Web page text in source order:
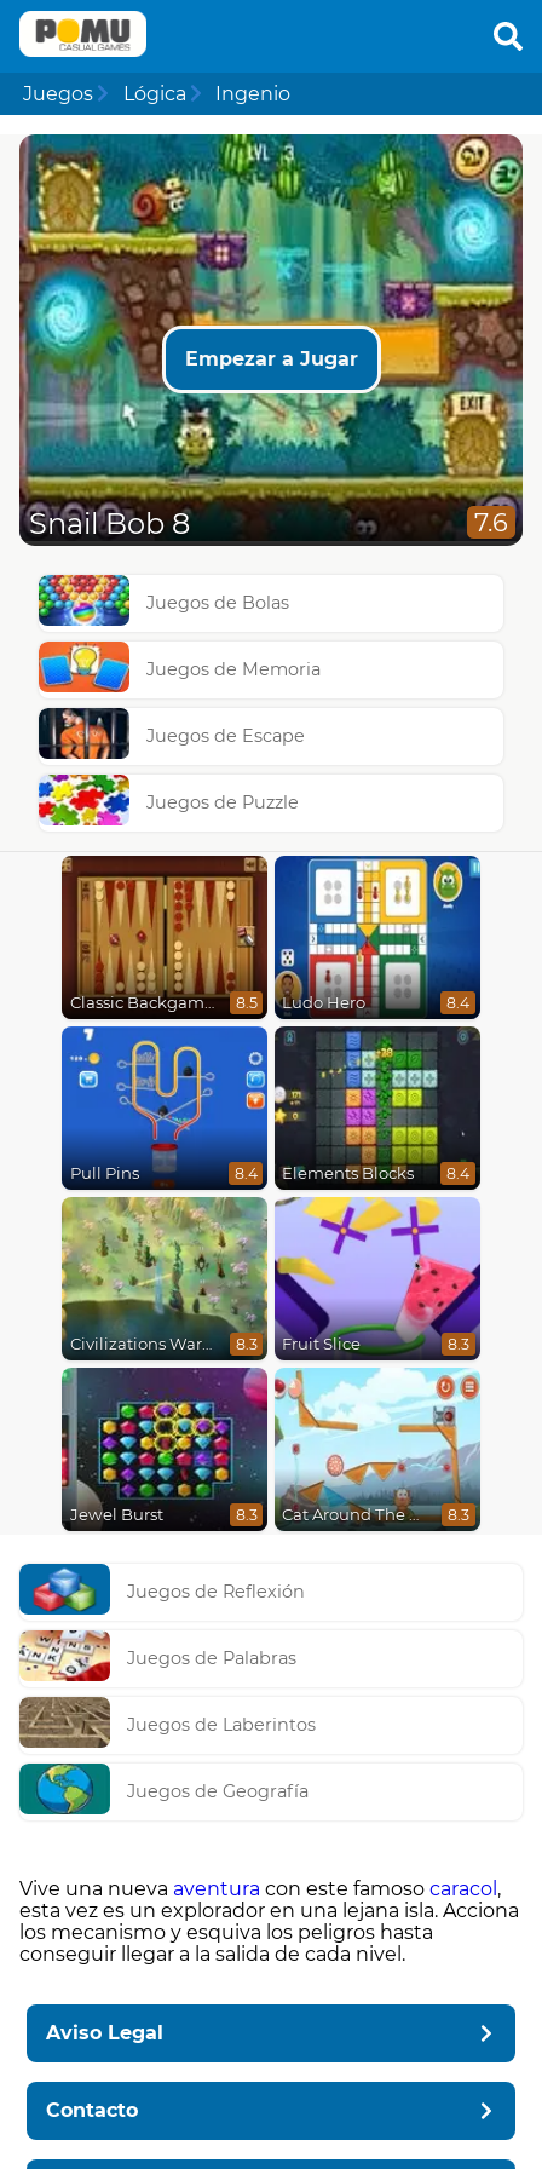
Juegos Lógica Ingenio
Empezar a Jugar
Snail Bob 8 7.6
Juegos de Bolas
Juegos de Memoria
Juegos de Escape
Juegos de Puzzle
Classic Backgammon 8.5 Ludo Hero 8.4
Pull Pins 8.4 Elements Blocks 8.4
Civilizations Wars Master Edition 8.3 Fruit Slice 8.3
Jewel Burst 8.3 Cat Around The World 8.3
Juegos de Reflexión
Juegos de Palabras
Juegos de Laberintos
Juegos de Geografía
Vive una nueva aventura con este famoso caracol ,
esta vez es un explorador en una lejana isla. Acciona
los mecanismo y esquiva los peligros hasta
conseguir llegar a la salida de cada nivel.
Aviso Legal
Contacto